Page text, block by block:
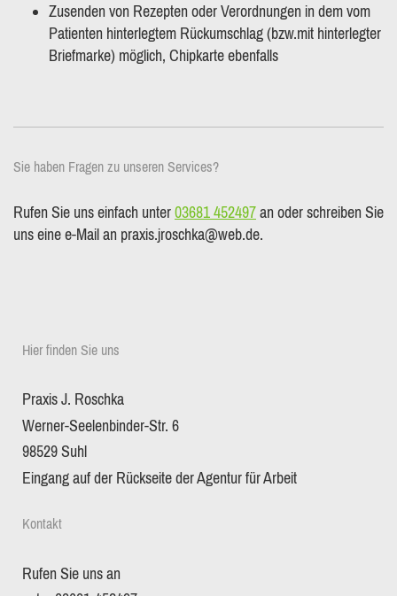
Zusenden von Rezepten oder Verordnungen in dem vom
Patienten hinterlegtem Rückumschlag (bzw.mit hinterlegter
Briefmarke) möglich, Chipkarte ebenfalls
Sie haben Fragen zu unseren Services?
Rufen Sie uns einfach unter03681 452497an oder schreiben Sie
uns eine e-Mail an praxis.jroschka@web.de.
Hier finden Sie uns
Praxis J. Roschka
Werner-Seelenbinder-Str. 6
98529 Suhl
Eingang auf der Rückseite der Agentur für Arbeit
Kontakt
Rufen Sie uns an